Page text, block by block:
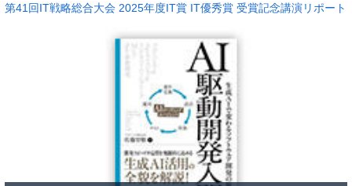
第41回IT戦略総合大会 2025年度IT賞 IT優秀賞 受賞記念講演リポート